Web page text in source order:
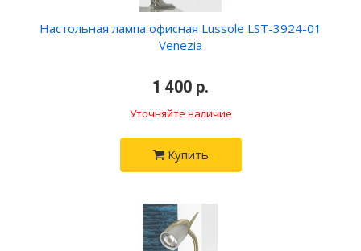
Настольная лампа офисная Lussole LST-3924-01
Venezia
1 400 р.
Уточняйте наличие
Купить